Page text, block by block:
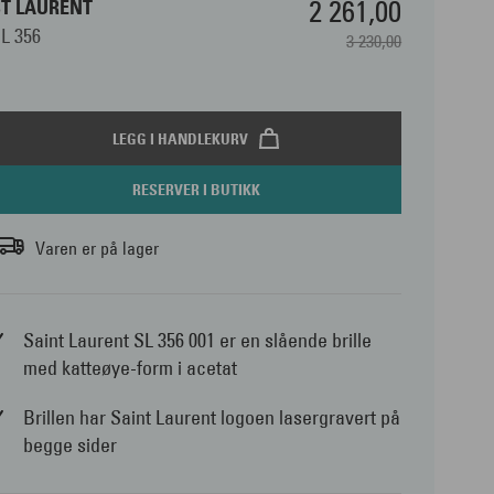
LAURENT
356
2 261,00
3 230,00
LEGG I HANDLEKURV
RESERVER I BUTIKK
Varen er på lager
Saint Laurent SL 356 001 er en slående brille
med katteøye-form i acetat
Brillen har Saint Laurent logoen lasergravert på
begge sider